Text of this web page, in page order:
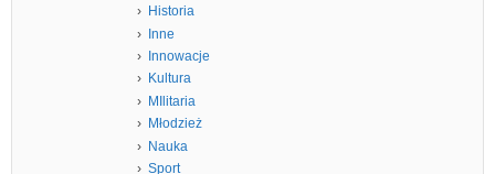
Historia
Inne
Innowacje
Kultura
MIlitaria
Młodzież
Nauka
Sport